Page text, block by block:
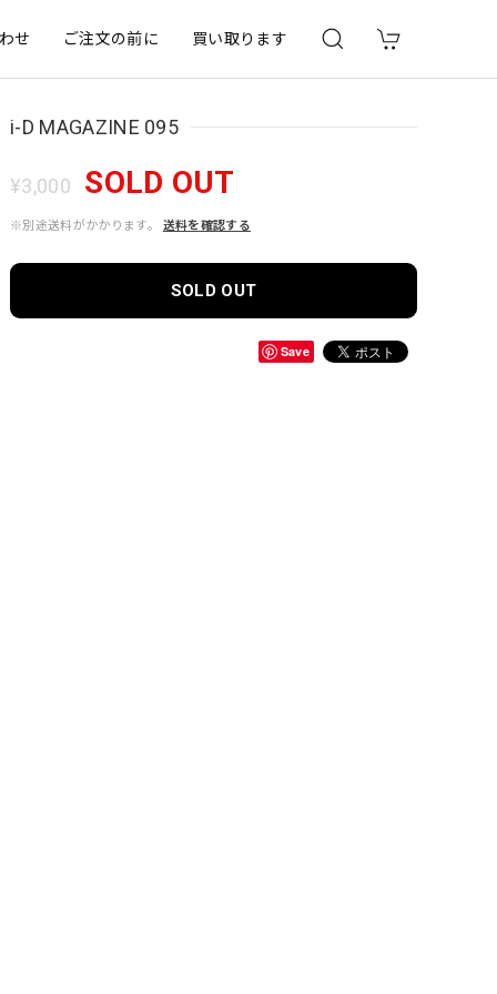
せ ご注文の前に 買い取ります
i-D MAGAZINE 095
¥3,000 SOLD OUT
※別途送料がかかります。 送料を確認する
SOLD OUT
Save